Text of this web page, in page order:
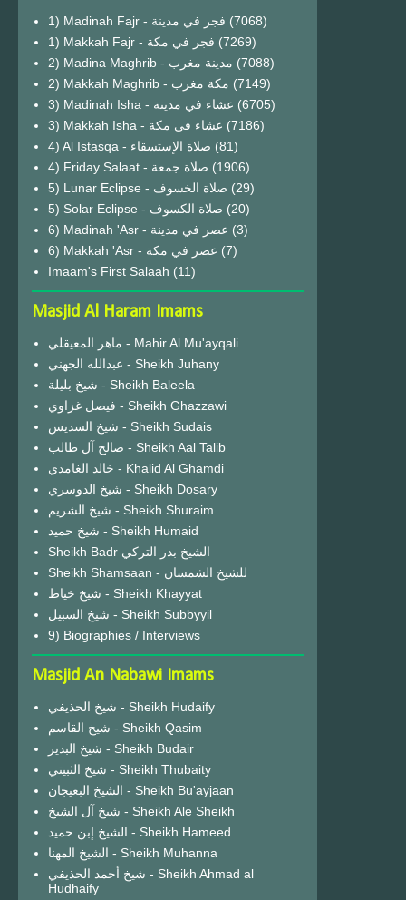
1) Madinah Fajr - فجر في مدينة (7068)
1) Makkah Fajr - فجر في مكة (7269)
2) Madina Maghrib - مدينة مغرب (7088)
2) Makkah Maghrib - مكة مغرب (7149)
3) Madinah Isha - عشاء في مدينة (6705)
3) Makkah Isha - عشاء في مكة (7186)
4) Al Istasqa - صلاة الإستسقاء (81)
4) Friday Salaat - صلاة جمعة (1906)
5) Lunar Eclipse - صلاة الخسوف (29)
(20)
6) Madinah 'Asr - عصر في مدينة (3)
6) Makkah 'Asr - عصر في مكة (7)
Imaam's First Salaah (11)
Masjid Al Haram Imams
ماهر المعيقلي - Mahir Al Mu'ayqali
عبدالله الجهني - Sheikh Juhany
شيخ بليلة - Sheikh Baleela
فيصل غزاوي - Sheikh Ghazzawi
شيخ السديس - Sheikh Sudais
صالح آل طالب - Sheikh Aal Talib
خالد الغامدي - Khalid Al Ghamdi
شيخ الدوسري - Sheikh Dosary
شيخ الشريم - Sheikh Shuraim
شيخ حميد - Sheikh Humaid
Sheikh Badr الشيخ بدر التركي
Sheikh Shamsaan - للشيخ الشمسان
شيخ خياط - Sheikh Khayyat
شيخ السبيل - Sheikh Subbyyil
9) Biographies / Interviews
Masjid An Nabawi Imams
شيخ الحذيفي - Sheikh Hudaify
شيخ القاسم - Sheikh Qasim
شيخ البدير - Sheikh Budair
شيخ الثبيتي - Sheikh Thubaity
الشيخ البعيجان - Sheikh Bu'ayjaan
شيخ آل الشيخ - Sheikh Ale Sheikh
الشيخ إبن حميد - Sheikh Hameed
الشيخ المهنا - Sheikh Muhanna
شيخ أحمد الحذيفي - Sheikh Ahmad al
Hudhaify